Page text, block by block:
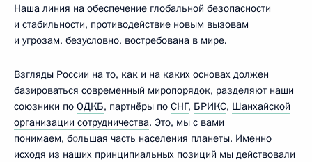
Наша линия на обеспечение глобальной безопасности
и стабильности, противодействие новым вызовам
и угрозам, безусловно, востребована в мире.
Взгляды России на то, как и на каких основах должен
базироваться современный миропорядок, разделяют наши
союзники по ОДКБ, партнёры по СНГ, БРИКС, Шанхайской
организации сотрудничества. Это, мы с вами
понимаем, большая часть населения планеты. Именно
исходя из наших принципиальных позиций мы действовали